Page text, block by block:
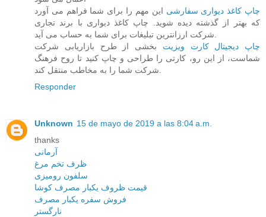
چاپ کاغذ دیواری سفارشی این مهم را برای شما فراهم می آورد
که بهتر از گذشته دیده شوید. چاپ کاغذ دیواری با برند تجاری
چاپ دیجیتال کارت ویزیت بخشی از طرح بازاریابی شرکت
شماست، از این رو، کارتی را طراحی و چاپ کنید تا روح فرهنگ
Responder
Unknown 15 de mayo de 2019 a las 8:04 a.m.
thanks
آرمانی
ظرف تخم مرغ
سلفون رومیزی
قیمت ظروف یکبار مصرف کوشا
فروش سفره یکبار مصرف
نارگستر